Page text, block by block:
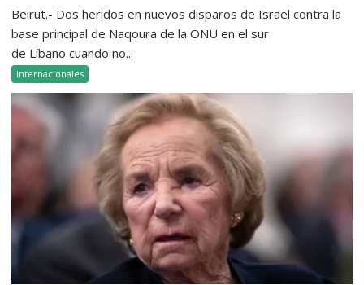
Beirut.- Dos heridos en nuevos disparos de Israel contra la
base principal de Naqoura de la ONU en el sur
de Líbano cuando no...
Internacionales